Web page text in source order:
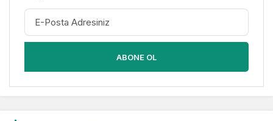
ABONE OL